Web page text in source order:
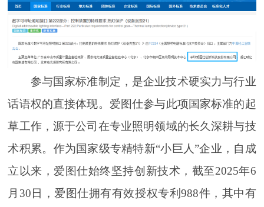
参与国家标准制定，是企业技术硬实力与行业
话语权的直接体现。爱图仕参与此项国家标准的起
草工作，源于公司在专业照明领域的长久深耕与技
术积累。作为国家级专精特新“小巨人”企业，自成
立以来，爱图仕始终坚持创新技术，截至2025年6
月30日，爱图仕拥有有效授权专利988件，其中有